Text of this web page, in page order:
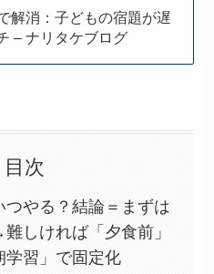
解消：子どもの宿題が遅
– ナリタケブログ
目次
つやる？結論＝まずは
しければ「夕食前」
習」で固定化